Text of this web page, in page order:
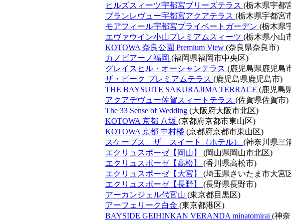
ヒルズスィーツ宇都宮ブリーズテラス (栃木県宇都
ブランレヴュー宇都宮アクアテラス (栃木県宇都宮
モアフィール宇都宮プライベートガーデン (栃木県
エヴァウイン小山プレミアムスィーツ (栃木県小山
KOTOWA 奈良公園 Premium View (奈良県奈良市)
カノビアーノ福岡 (福岡県福岡市中央区)
グレイスヒル・オーシャンテラス (鹿児島県鹿児島
ザ・ピーク プレミアムテラス (鹿児島県鹿児島市)
THE BAYSUITE SAKURAJIMA TERRACE (鹿児島
アクアデヴュー佐賀スィートテラス (佐賀県佐賀市)
The 33 Sense of Wedding (大阪府大阪市北区)
KOTOWA 京都 八坂 (京都府京都市東山区)
KOTOWA 京都 中村楼 (京都府京都市東山区)
スケープス ザ スイート（ホテル） (神奈川県三
エクリュスポーゼ【岡山】 (岡山県岡山市北区)
エクリュスポーゼ【高松】 (香川県高松市)
エクリュスポーゼ【大宮】 (埼玉県さいたま市大宮
エクリュスポーゼ【長野】 (長野県長野市)
アーカンジェル代官山 (東京都目黒区)
アーフェリーク白金 (東京都港区)
BAYSIDE GEIHINKAN VERANDA minatomirai (神